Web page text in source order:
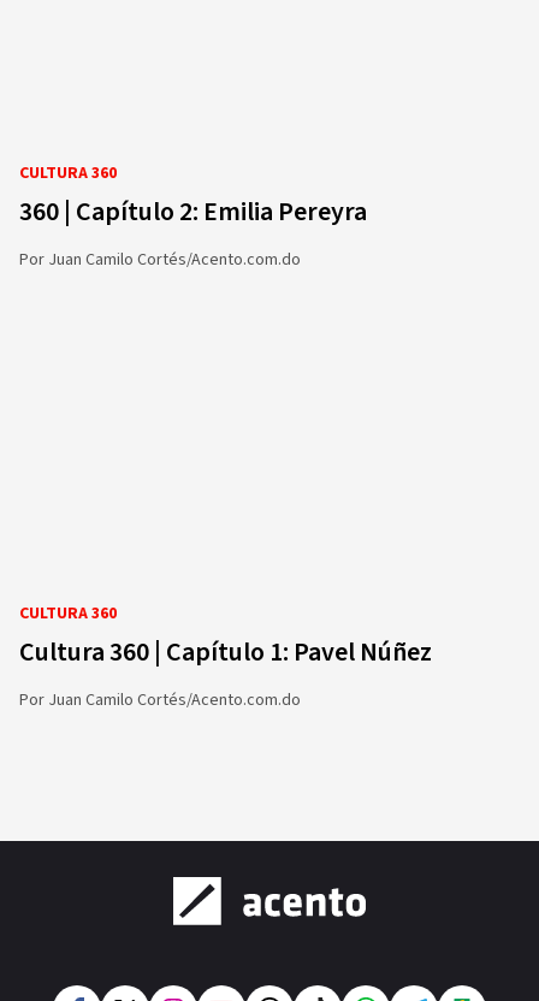
CULTURA 360
360 | Capítulo 2: Emilia Pereyra
Por Juan Camilo Cortés/Acento.com.do
CULTURA 360
Cultura 360 | Capítulo 1: Pavel Núñez
Por Juan Camilo Cortés/Acento.com.do